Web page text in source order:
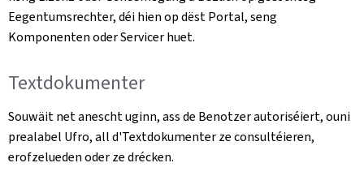
Eegentumsrechter, déi hien op dëst Portal, seng
Komponenten oder Servicer huet.
Textdokumenter
Souwäit net anescht uginn, ass de Benotzer autoriséiert, ouni
prealabel Ufro, all d'Textdokumenter ze consultéieren,
erofzelueden oder ze drécken.